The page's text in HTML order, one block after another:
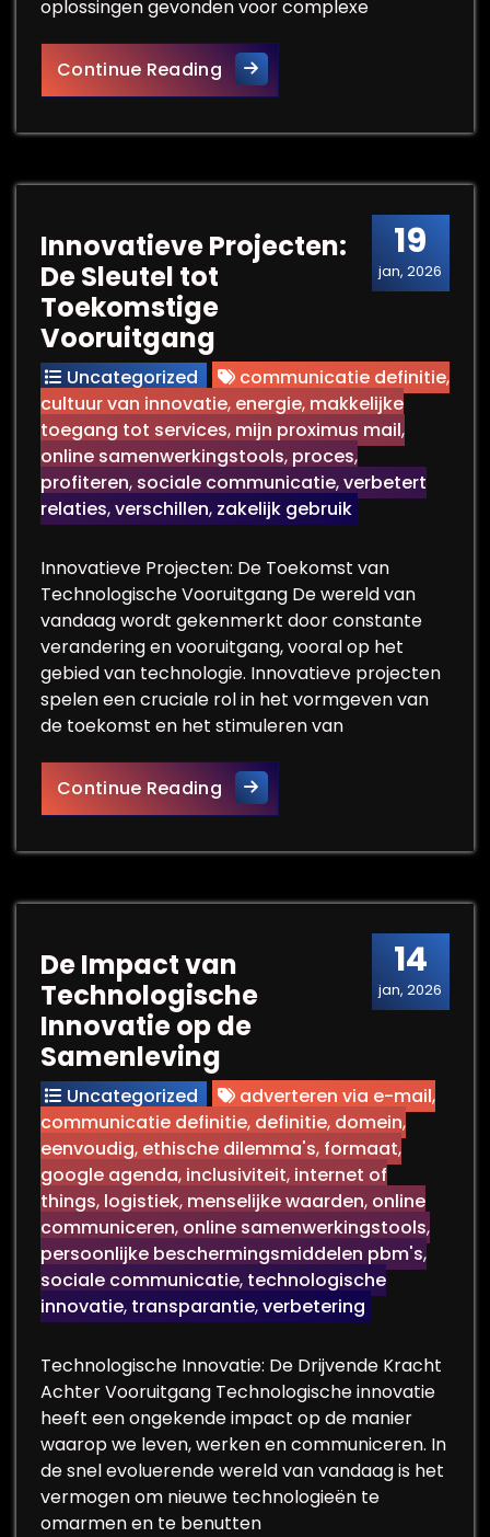
oplossingen gevonden voor complexe
Continue ReadingDe Impact van Technologie
19
jan, 2026
Innovatieve Projecten:
De Sleutel tot
Toekomstige
Vooruitgang
Uncategorized communicatie definitie,
cultuur van innovatie, energie, makkelijke
toegang tot services, mijn proximus mail,
online samenwerkingstools, proces,
profiteren, sociale communicatie,verbetert
relaties,verschillen, zakelijk gebruik
Innovatieve Projecten: De Toekomst van
Technologische Vooruitgang De wereld van
vandaag wordt gekenmerkt door constante
verandering en vooruitgang, vooral op het
gebied van technologie. Innovatieve projecten
spelen een cruciale rol in het vormgeven van
de toekomst en het stimuleren van
Continue ReadingInnovatieve Projecten: De
14
jan, 2026
De Impact van
Technologische
Innovatie op de
Samenleving
Uncategorized adverteren via e-mail,
communicatie definitie, definitie, domein,
eenvoudig, ethische dilemma's, formaat,
google agenda, inclusiviteit, internet of
things, logistiek, menselijke waarden, online
communiceren, online samenwerkingstools,
persoonlijke beschermingsmiddelen pbm's,
sociale communicatie, technologische
innovatie, transparantie,verbetering
Technologische Innovatie: De Drijvende Kracht
Achter Vooruitgang Technologische innovatie
heeft een ongekende impact op de manier
waarop we leven, werken en communiceren. In
de snel evoluerende wereld van vandaag is het
vermogen om nieuwe technologieën te
omarmen en te benutten